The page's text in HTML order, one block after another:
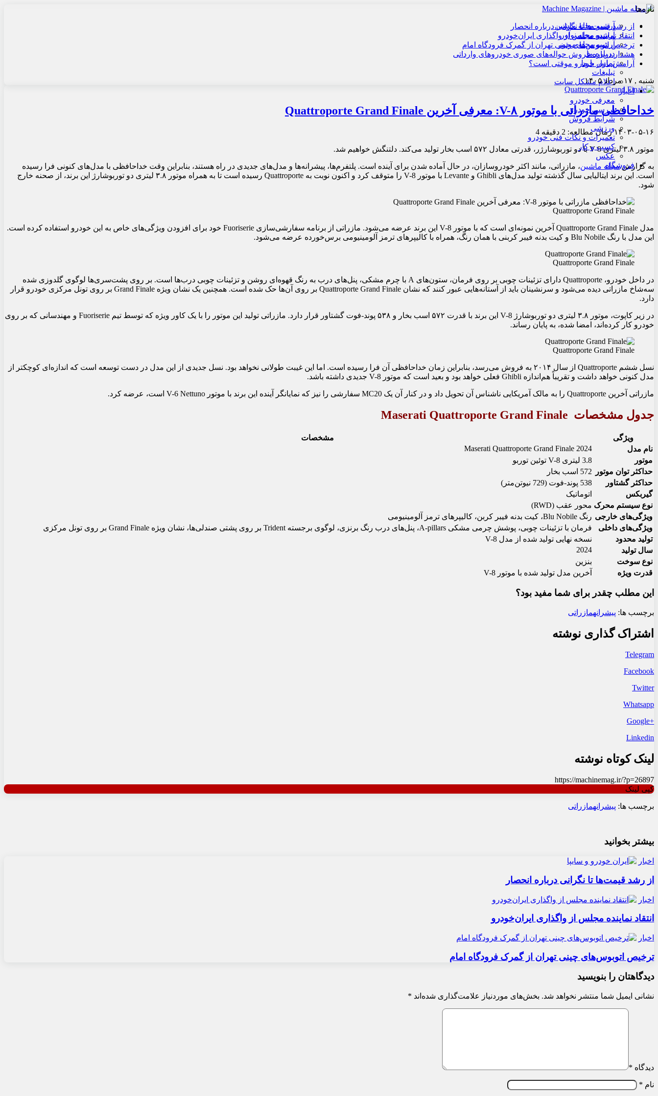
آرشیو مجله ماشین
آرشیو مجله نوآور
آرشیو مجله موتور
درباره ما
تماس با ما
تبلیغات
اعلام مشکل سایت
اخبار
معرفی خودرو
بررسی خودرو
شرایط فروش
ورزشی
تعمیرات و نکات فنی خودرو
کسب و کار
عکس
فروشگاه
تازه‌ها
از رشد قیمت‌ها تا نگرانی درباره انحصار
انتقاد نماینده مجلس از واگذاری ایران‌خودرو
ترخیص اتوبوس‌های چینی تهران از گمرک فرودگاه امام
هشدار درباره فروش حواله‌های صوری خودروهای وارداتی
آرامش بازار خودرو موقتی است؟
شنبه , ۱۷ مرداد ۱۴۰۵
خداحافظی مازراتی با موتور V-۸: معرفی آخرین Quattroporte Grand Finale
۱۴۰۳-۰۵-۱۶زمان مطالعه: 2 دقیقه
موتور ۳.۸ لیتری V-8 با دو توربوشارژر، قدرتی معادل ۵۷۲ اسب بخار تولید می‌کند. دلتنگش خواهیم شد.
به گزارشمجله ماشین، مازراتی، مانند اکثر خودروسازان، در حال آماده شدن برای آینده است. پلتفرم‌ها، پیشرانه‌ها و مدل‌های جدیدی در راه هستند، بنابراین وقت خداحافظی با مدل‌های کنونی فرا رسیده
است. این برند ایتالیایی سال گذشته تولید مدل‌های Ghibli و Levante با موتور V-8 را متوقف کرد و اکنون نوبت به Quattroporte رسیده است تا به همراه موتور ۳.۸ لیتری دو توربوشارژ این برند، از صحنه خارج
شود.
Quattroporte Grand Finale
مدل Quattroporte Grand Finale آخرین نمونه‌ای است که با موتور V-8 این برند عرضه می‌شود. مازراتی از برنامه سفارشی‌سازی Fuoriserie خود برای افزودن ویژگی‌های خاص به این خودرو استفاده کرده است.
این مدل با رنگ Blu Nobile و کیت بدنه فیبر کربنی با همان رنگ، همراه با کالیپرهای ترمز آلومینیومی برس‌خورده عرضه می‌شود.
Quattroporte Grand Finale
در داخل خودرو، Quattroporte دارای تزئینات چوبی بر روی فرمان، ستون‌های A با چرم مشکی، پنل‌های درب به رنگ قهوه‌ای روشن و تزئینات چوبی درب‌ها است. بر روی پشت‌سری‌ها لوگوی گلدوزی شده
سه‌شاخ مازراتی دیده می‌شود و سرنشینان باید از آستانه‌هایی عبور کنند که نشان Quattroporte Grand Finale بر روی آن‌ها حک شده است. همچنین یک نشان ویژه Grand Finale بر روی تونل مرکزی خودرو قرار
دارد.
در زیر کاپوت، موتور ۳.۸ لیتری دو توربوشارژ V-8 این برند با قدرت ۵۷۲ اسب بخار و ۵۳۸ پوند-فوت گشتاور قرار دارد. مازراتی تولید این موتور را با یک کاور ویژه که توسط تیم Fuoriserie و مهندسانی که بر روی
خودرو کار کرده‌اند، امضا شده، به پایان رساند.
Quattroporte Grand Finale
نسل ششم Quattroporte از سال ۲۰۱۴ به فروش می‌رسد، بنابراین زمان خداحافظی آن فرا رسیده است. اما این غیبت طولانی نخواهد بود. نسل جدیدی از این مدل در دست توسعه است که اندازه‌ای کوچکتر از
مدل کنونی خواهد داشت و تقریباً هم‌اندازه Ghibli فعلی خواهد بود و بعید است که موتور V-8 جدیدی داشته باشد.
مازراتی آخرین Quattroporte را به مالک آمریکایی ناشناس آن تحویل داد و در کنار آن یک MC20 سفارشی را نیز که نمایانگر آینده این برند با موتور V-6 Nettuno است، عرضه کرد.
جدول مشخصات Maserati Quattroporte Grand Finale
ویژگی
مشخصات
نام مدل
Maserati Quattroporte Grand Finale 2024
موتور
3.8 لیتری V-8 توئین توربو
حداکثر توان موتور
572 اسب بخار
حداکثر گشتاور
538 پوند-فوت (729 نیوتن‌متر)
گیربکس
اتوماتیک
نوع سیستم محرک محور عقب (RWD)
ویژگی‌های خارجی رنگ Blu Nobile، کیت بدنه فیبر کربن، کالیپرهای ترمز آلومینیومی
ویژگی‌های داخلی
فرمان با تزئینات چوبی، پوشش چرمی مشکی A-pillars، پنل‌های درب رنگ برنزی، لوگوی برجسته Trident بر روی پشتی صندلی‌ها، نشان ویژه Grand Finale بر روی تونل مرکزی
تولید محدود
نسخه نهایی تولید شده از مدل V-8
سال تولید
2024
نوع سوخت
بنزین
قدرت ویژه
آخرین مدل تولید شده با موتور V-8
این مطلب چقدر برای شما مفید بود؟
برچسب ها: پیشرانهمازراتی
اشتراک گذاری نوشته
Telegram
Facebook
Twitter
Whatsapp
+Google
Linkedin
لینک کوتاه نوشته
https://machinemag.ir/?p=26897
کپی لینک
برچسب ها: پیشرانهمازراتی
بیشتر بخوانید
اخبار
از رشد قیمت‌ها تا نگرانی درباره انحصار
اخبار
انتقاد نماینده مجلس از واگذاری ایران‌خودرو
اخبار
ترخیص اتوبوس‌های چینی تهران از گمرک فرودگاه امام
دیدگاهتان را بنویسید
نشانی ایمیل شما منتشر نخواهد شد. بخش‌های موردنیاز علامت‌گذاری شده‌اند *
دیدگاه *
نام *